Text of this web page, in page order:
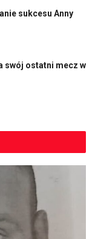
sukcesu Anny
swój ostatni mecz w